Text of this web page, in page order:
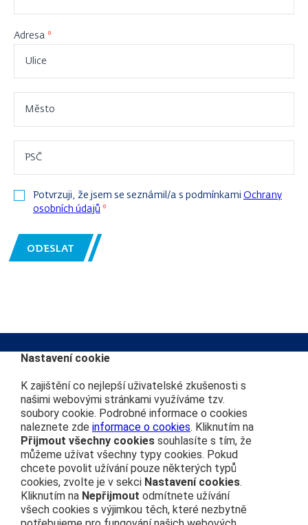
Adresa
Ulice
Město
PSČ
Potvrzuji, že jsem se seznámil/a s podmínkami Ochrany
osobních údajů *
ODESLAT
Kontakt na redakci
info@cdprovas.cz
Vydavatel
České dráhy, a.s.
nábřeží Ludvíka Svobody 1222
110 15 Praha 1
IČO: 70994226
Další webové stránky
Můj vláček
ČD nostalgie
Vlakem na výlet
České dráhy
Osobní přeprava
Nastavení cookie
K zajištění co nejlepší uživatelské zkušenosti s
našimi webovými stránkami využíváme tzv.
soubory cookie. Podrobné informace o cookies
naleznete zde informace o cookies. Kliknutím na
Přijmout všechny cookies souhlasíte s tím, že
můžeme užívat všechny typy cookies. Pokud
chcete povolit užívání pouze některých typů
cookies, zvolte je v sekci Nastavení cookies.
Kliknutím na Nepřijmout odmítnete užívání
všech cookies s výjimkou těch, které nezbytně